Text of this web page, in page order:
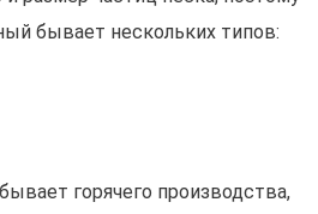
бывает нескольких типов:
горячего производства,